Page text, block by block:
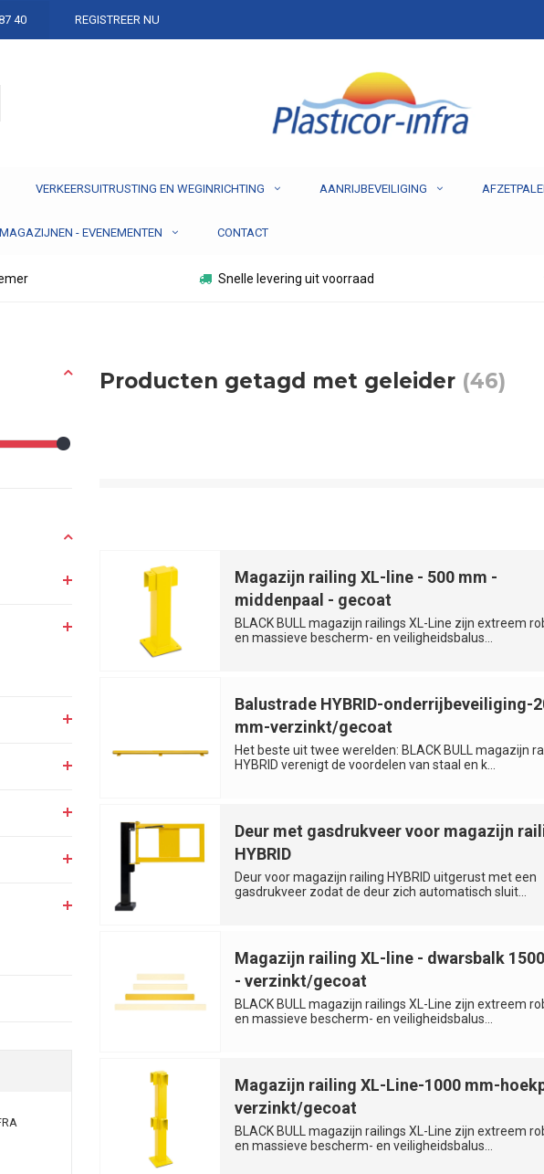
40 REGISTREER NU
VERKEERSUITRUSTING EN WEGINRICHTING AANRIJBEVEILIGING
- EVENEMENTEN CONTACT
Snelle levering uit voorraad
Producten getagd met geleider (46)
Magazijn railing XL-line - 500 mm -
middenpaal - gecoat
BLACK BULL magazijn railings XL-Line zijn extreem
en massieve bescherm- en veiligheidsbalus...
Balustrade HYBRID-onderrijbeveiliging-
mm-verzinkt/gecoat
Het beste uit twee werelden: BLACK BULL magazijn
HYBRID verenigt de voordelen van staal en k...
Deur met gasdrukveer voor magazijn
HYBRID
Deur voor magazijn railing HYBRID uitgerust met een
gasdrukveer zodat de deur zich automatisch sluit...
Magazijn railing XL-line - dwarsbalk
- verzinkt/gecoat
BLACK BULL magazijn railings XL-Line zijn extreem
en massieve bescherm- en veiligheidsbalus...
Magazijn railing XL-Line-1000 mm-
verzinkt/gecoat
BLACK BULL magazijn railings XL-Line zijn extreem
en massieve bescherm- en veiligheidsbalus...